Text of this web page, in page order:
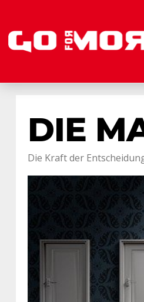
DIE
Die Kraft der